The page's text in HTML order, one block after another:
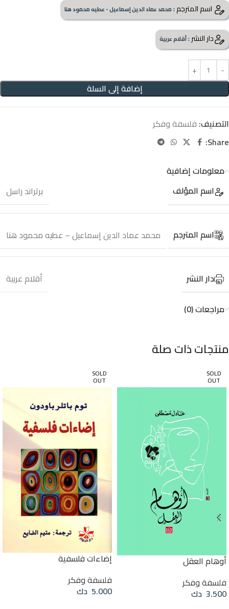
اسم المترجم :محمد عماد الدين إسماعيل - عطيه محمود هنا
دار النشر :أقلام عربية
إضافة إلى السلة
التصنيف: فلسفة وفكر
Share:
معلومات إضافية
اسم المؤلف
برتراند راسل
اسم المترجم محمد عماد الدين إسماعيل – عطيه محمود هنا
دار النشر أقلام عربية
مراجعات (0)
منتجات ذات صلة
SOLD
OUT
أوهام العقل
فلسفة وفكر
3.500 دك
SOLD
OUT
إضاءات فلسفية
فلسفة وفكر
5.000 دك